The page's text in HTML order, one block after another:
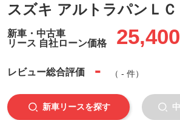
スズキ アルトラパンＬＣ
新車・中古車
リース 自社ローン価格
25,400
レビュー総合評価 - （ - 件）
新車リースを探す